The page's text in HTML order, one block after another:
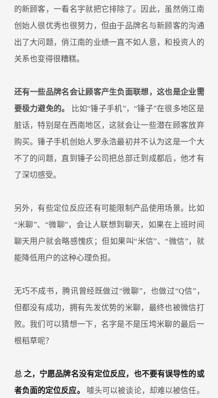
的新顾客，一看名字就把它排除了。因此，虽然俏江南
创始人很优秀也很努力，但由于品牌名与新顾客的沟通
出了大问题，俏江南的业绩一直不如人意，和投资人的
关系也变得很糟糕。
还有一些品牌名会让顾客产生负面联想，这也是企业需
要极力避免的。
比如“锤子手机”，“锤子”在很多地区是
脏话，特别是在西南地区，这就会让一些潜在顾客放弃
购买。锤子手机创始人罗永浩最初并不认为这是一个大
不了的问题，直到锤子公司把总部迁到成都后，他才有
了深切感受。
另外，有些定位反应还有可能限制产品使用场景。比如
“米聊”、“微聊”，会让人联想到聊天，如果在上班时间
聊天用户就会略感愧疚；但如果叫“米信”、“微信”，就
能降低用户的这种心理负担。
无巧不成书，腾讯曾经既做过“微聊”，也做过“Q信”，
但都没有成功，拥有先发优势的米聊，最终也被微信打
败。我们可以猜想一下，名字是不是压垮米聊的最后一
根稻草呢？
总 之，宁愿品牌名没有定位反应，也不要有误导性的或
者负面的定位反应。
噱头可以被谈论，却难以被信任。